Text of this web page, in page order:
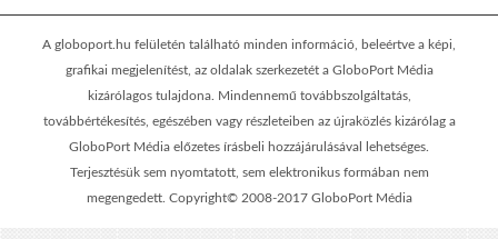
A globoport.hu felületén található minden információ, beleértve a képi,
grafikai megjelenítést, az oldalak szerkezetét a GloboPort Média
kizárólagos tulajdona. Mindennemű továbbszolgáltatás,
továbbértékesítés, egészében vagy részleteiben az újraközlés kizárólag a
GloboPort Média előzetes írásbeli hozzájárulásával lehetséges.
Terjesztésük sem nyomtatott, sem elektronikus formában nem
megengedett. Copyright© 2008-2017 GloboPort Média